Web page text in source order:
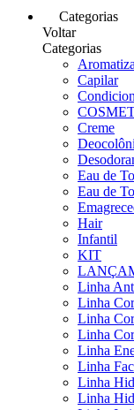
Categorias
Voltar
Categorias
Capilar
Creme
Eau de
Eau de
Hair
Infantil
KIT
Linha
Linha
Linha
Linha
Linha
Linha
Linha
Linha